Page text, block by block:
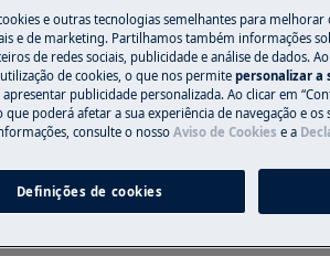
desative o aparelho e
e outras tecnologias semelhantes para
e de marketing. Partilhamos também informações
de redes sociais, publicidade e análise de dados.
de cookies, o que nos permite personalizar a
apresentar publicidade personalizada. Ao clicar em
que poderá afetar a sua experiência de navegação e
consulte o nosso Aviso de Cookies e a
Definições de cookies